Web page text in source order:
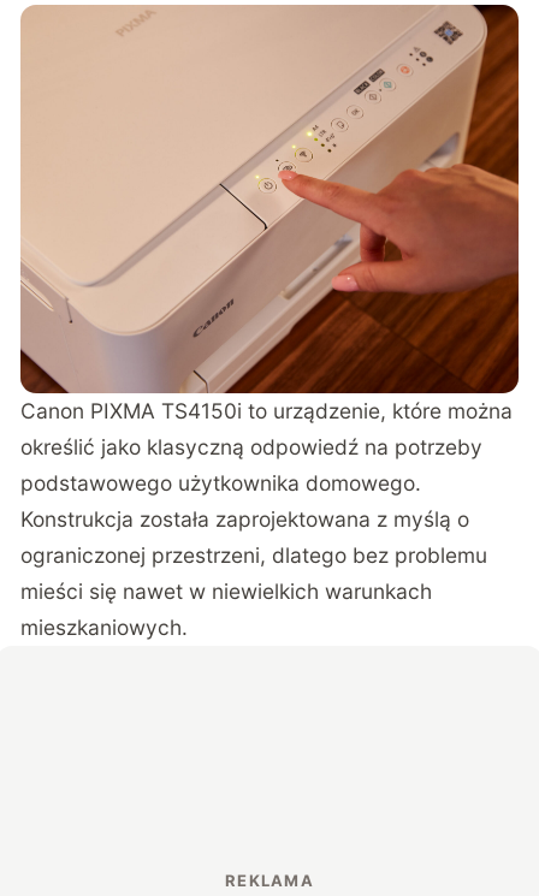
Canon PIXMA TS4150i to urządzenie, które można
określić jako klasyczną odpowiedź na potrzeby
podstawowego użytkownika domowego.
Konstrukcja została zaprojektowana z myślą o
ograniczonej przestrzeni, dlatego bez problemu
mieści się nawet w niewielkich warunkach
mieszkaniowych.